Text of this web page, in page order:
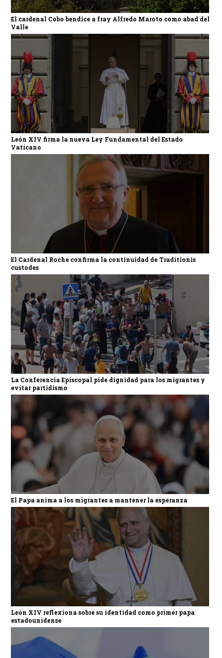
El cardenal Cobo bendice a fray Alfredo Maroto como abad del
Valle
León XIV firma la nueva Ley Fundamental del Estado
Vaticano
El Cardenal Roche confirma la continuidad de Traditionis
custodes
La Conferencia Episcopal pide dignidad para los migrantes y
evitar partidismo
El Papa anima a los migrantes a mantener la esperanza
León XIV reflexiona sobre su identidad como primer papa
estadounidense